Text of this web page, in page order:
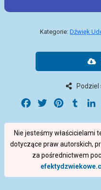
Kategorie:Dźwięk
Podziel
Facebook
Twitter Pinterest
Nie jesteśmy właścicielami
dotyczące praw autorskich,
za pośrednictwem